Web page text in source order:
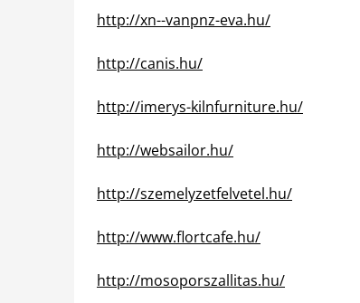
http://xn--vanpnz-eva.hu/
http://canis.hu/
http://imerys-kilnfurniture.hu/
http://websailor.hu/
http://szemelyzetfelvetel.hu/
http://www.flortcafe.hu/
http://mosoporszallitas.hu/